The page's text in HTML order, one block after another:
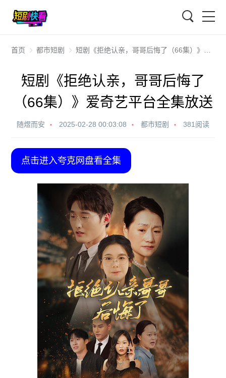
首页 都市短剧 短剧《拒绝认亲，哥哥后悔了（66集）》爱奇艺平台全集放送
短剧《拒绝认亲，哥哥后悔了
（66集）》爱奇艺平台全集放送
随煜而安 2025-02-28 00:03:08 都市短剧 381阅读
点击进入夸克网盘看全集